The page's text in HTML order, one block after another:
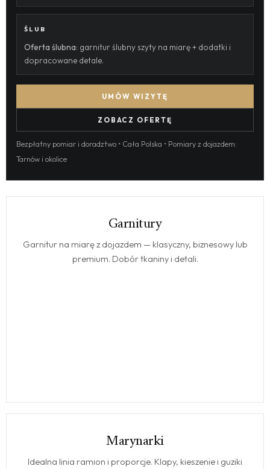
ŚLUB
Oferta ślubna: garnitur ślubny szyty na miarę + dodatki i
dopracowane detale.
UMÓW WIZYTĘ
ZOBACZ OFERTĘ
Bezpłatny pomiar i doradztwo • Cała Polska • Pomiary z dojazdem:
Tarnów i okolice
Garnitury
Garnitur na miarę z dojazdem — klasyczny, biznesowy lub
premium. Dobór tkaniny i detali.
Marynarki
Idealna linia ramion i proporcje. Klapy, kieszenie i guziki